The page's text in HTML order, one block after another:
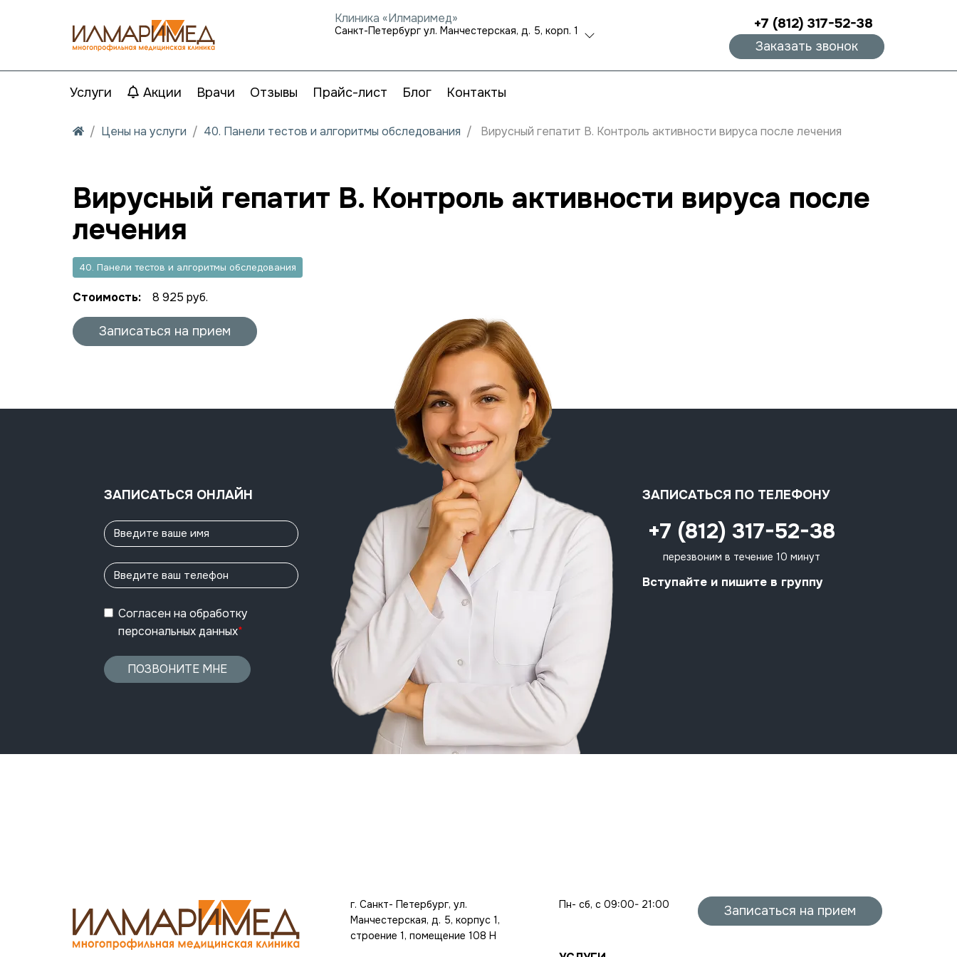
Клиника «Илмаримед»
Санкт-Петербург ул. Манчестерская, д. 5, корп. 1 +7 (812) 317-52-38
Заказать звонок
Услуги Акции Врачи Отзывы Прайс-лист Блог Контакты
Цены на услуги 40. Панели тестов и алгоритмы обследования Вирусный гепатит B. Контроль активности вируса после лечения
Вирусный гепатит B. Контроль активности вируса после
лечения
40. Панели тестов и алгоритмы обследования
Стоимость: 8 925 руб.
Записаться на прием
ЗАПИСАТЬСЯ ОНЛАЙН
Согласен на обработку
персональных данных*
ПОЗВОНИТЕ МНЕ
ЗАПИСАТЬСЯ ПО ТЕЛЕФОНУ
+7 (812) 317-52-38
перезвоним в течение 10 минут
Вступайте и пишите в группу
г. Санкт- Петербург, ул.
Манчестерская, д. 5, корпус 1,
строение 1, помещение 108 Н
Пн- сб, с 09:00- 21:00 Записаться на прием